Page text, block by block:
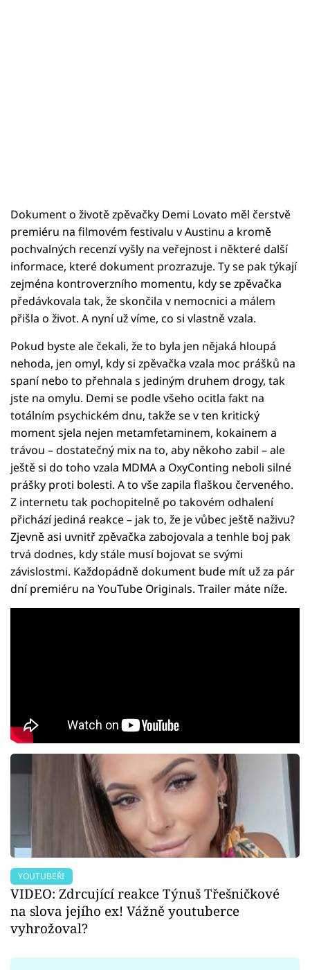
Dokument o životě zpěvačky Demi Lovato měl čerstvě
premiéru na filmovém festivalu v Austinu a kromě
pochvalných recenzí vyšly na veřejnost i některé další
informace, které dokument prozrazuje. Ty se pak týkají
zejména kontroverzního momentu, kdy se zpěvačka
předávkovala tak, že skončila v nemocnici a málem
přišla o život. A nyní už víme, co si vlastně vzala.
Pokud byste ale čekali, že to byla jen nějaká hloupá
nehoda, jen omyl, kdy si zpěvačka vzala moc prášků na
spaní nebo to přehnala s jediným druhem drogy, tak
jste na omylu. Demi se podle všeho ocitla fakt na
totálním psychickém dnu, takže se v ten kritický
moment sjela nejen metamfetaminem, kokainem a
trávou – dostatečný mix na to, aby někoho zabil – ale
ještě si do toho vzala MDMA a OxyConting neboli silné
prášky proti bolesti. A to vše zapila flaškou červeného.
Z internetu tak pochopitelně po takovém odhalení
přichází jediná reakce – jak to, že je vůbec ještě naživu?
Zjevně asi uvnitř zpěvačka zabojovala a tenhle boj pak
trvá dodnes, kdy stále musí bojovat se svými
závislostmi. Každopádně dokument bude mít už za pár
dní premiéru na YouTube Originals. Trailer máte níže.
YOUTUBEŘI
VIDEO: Zdrcující reakce Týnuš Třešničkové
na slova jejího ex! Vážně youtuberce
vyhrožoval?